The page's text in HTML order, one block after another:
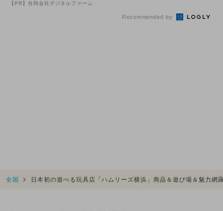
【PR】合同会社デジタルファーム
Recommended by
全国 日本初の遊べる玩具店「ハムリーズ横浜」商品＆遊び場＆魅力網